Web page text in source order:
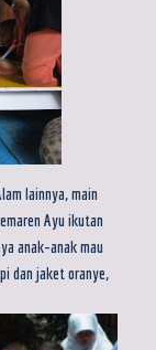
lainnya, main
Ayu ikutan
anak-anak mau
dan jaket oranye,